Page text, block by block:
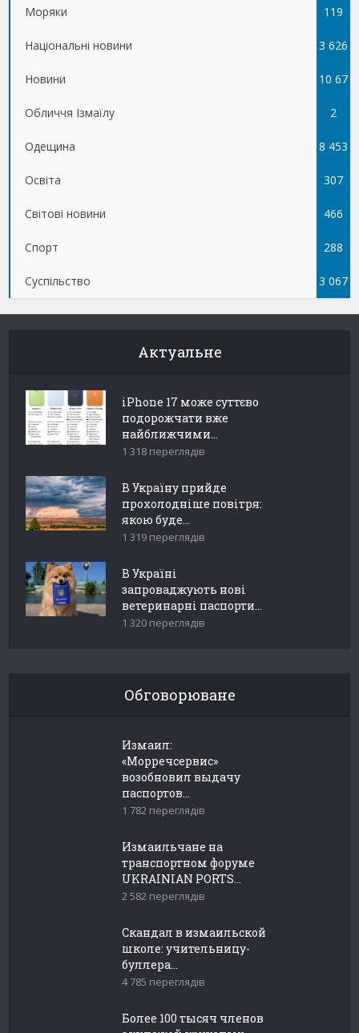
Моряки 119
Національні новини 3 626
Новини 10 67
5
Обличчя Ізмаїлу 2
Одещина 8 453
Освіта 307
Світові новини 466
Спорт 288
Суспільство 3 067
Актуальне
iPhone 17 може суттєво
подорожчати вже
найближчими...
1 318 переглядів
В Україну прийде
прохолодніше повітря:
якою буде...
1 319 переглядів
В Україні
запроваджують нові
ветеринарні паспорти...
1 320 переглядів
Обговорюване
Измаил:
«Морречсервис»
возобновил выдачу
паспортов...
1 782 переглядів
Измаильчане на
транспортном форуме
UKRAINIAN PORTS...
2 582 переглядів
Скандал в измаильской
школе: учительницу-
буллера...
4 785 переглядів
Более 100 тысяч членов